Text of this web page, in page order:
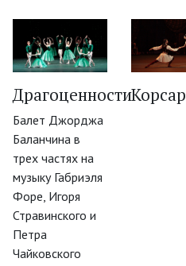
Драгоценности
Балет Джорджа
Баланчина в
трех частях на
музыку Габриэля
Форе, Игоря
Стравинского и
Петра
Чайковского
Корсар